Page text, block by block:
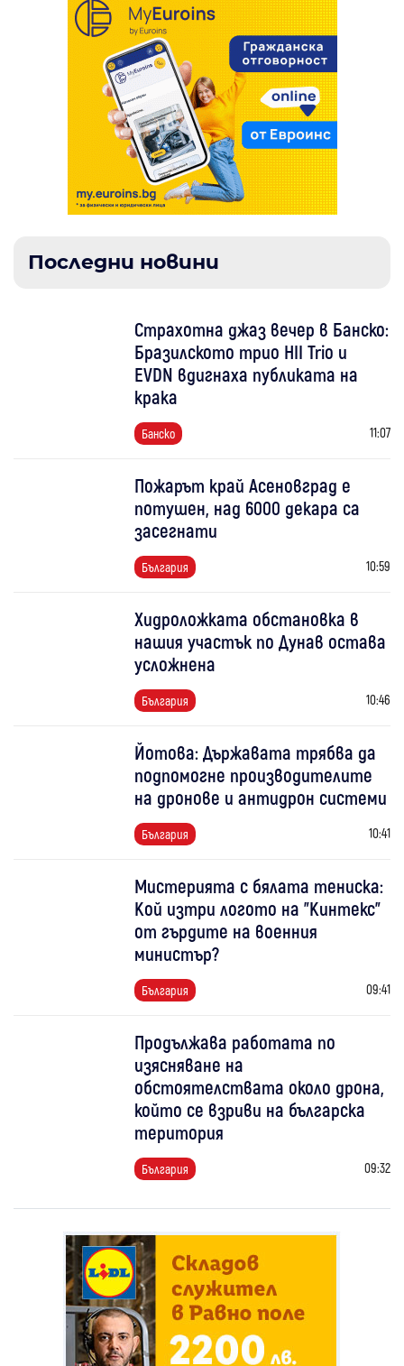
Последни новини
Страхотна джаз вечер в Банско:
Бразилското трио HII Trio и
EVDN вдигнаха публиката на
крака
Банско 11:07
Пожарът край Асеновград е
потушен, над 6000 декара са
засегнати
България 10:59
Хидроложката обстановка в
нашия участък по Дунав остава
усложнена
България 10:46
Йотова: Държавата трябва да
подпомогне производителите
на дронове и антидрон системи
България 10:41
Мистерията с бялата тениска:
Кой изтри логото на "Кинтекс"
от гърдите на военния
министър?
България 09:41
Продължава работата по
изясняване на
обстоятелствата около дрона,
който се взриви на българска
територия
България 09:32